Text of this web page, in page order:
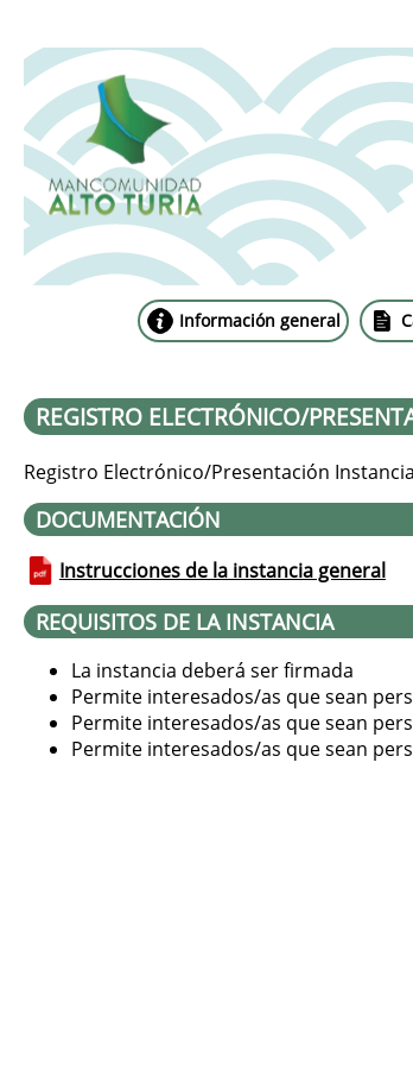
Información general
REGISTRO ELECTRÓNICO/
Registro Electrónico/Presentación
DOCUMENTACIÓN
Instrucciones de la instancia general
REQUISITOS DE LA INSTANCIA
La instancia deberá ser firmada
Permite interesados/as que sean
Permite interesados/as que sean
Permite interesados/as que sean